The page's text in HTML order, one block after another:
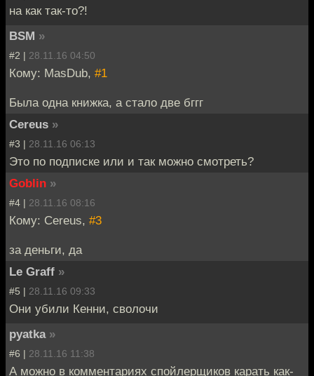
на как так-то?!
BSM »
#2 | 28.11.16 04:50
Кому: MasDub, #1
Была одна книжка, а стало две бггг
Cereus »
#3 | 28.11.16 06:13
Это по подписке или и так можно смотреть?
Goblin »
#4 | 28.11.16 08:16
Кому: Cereus, #3
за деньги, да
Le Graff »
#5 | 28.11.16 09:33
Они убили Кенни, сволочи
pyatka »
#6 | 28.11.16 11:38
А можно в комментариях спойлерщиков карать как-